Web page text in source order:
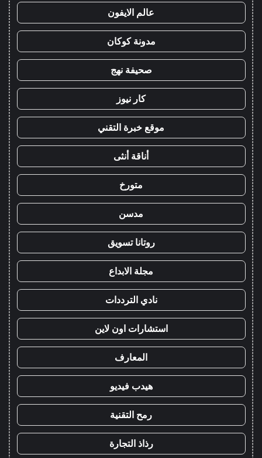
عالم الايفون
مدونة كوكان
صحيفة نهج
كار نيوز
موقع خبرة التقني
أناقة أنثى
متورخ
مدسن
روتانا تسويق
مجلة الابداع
نادي الترددات
استشارات اون لاين
المعارف
هيدب فيديو
رمح التقنية
رذاذ التجارة